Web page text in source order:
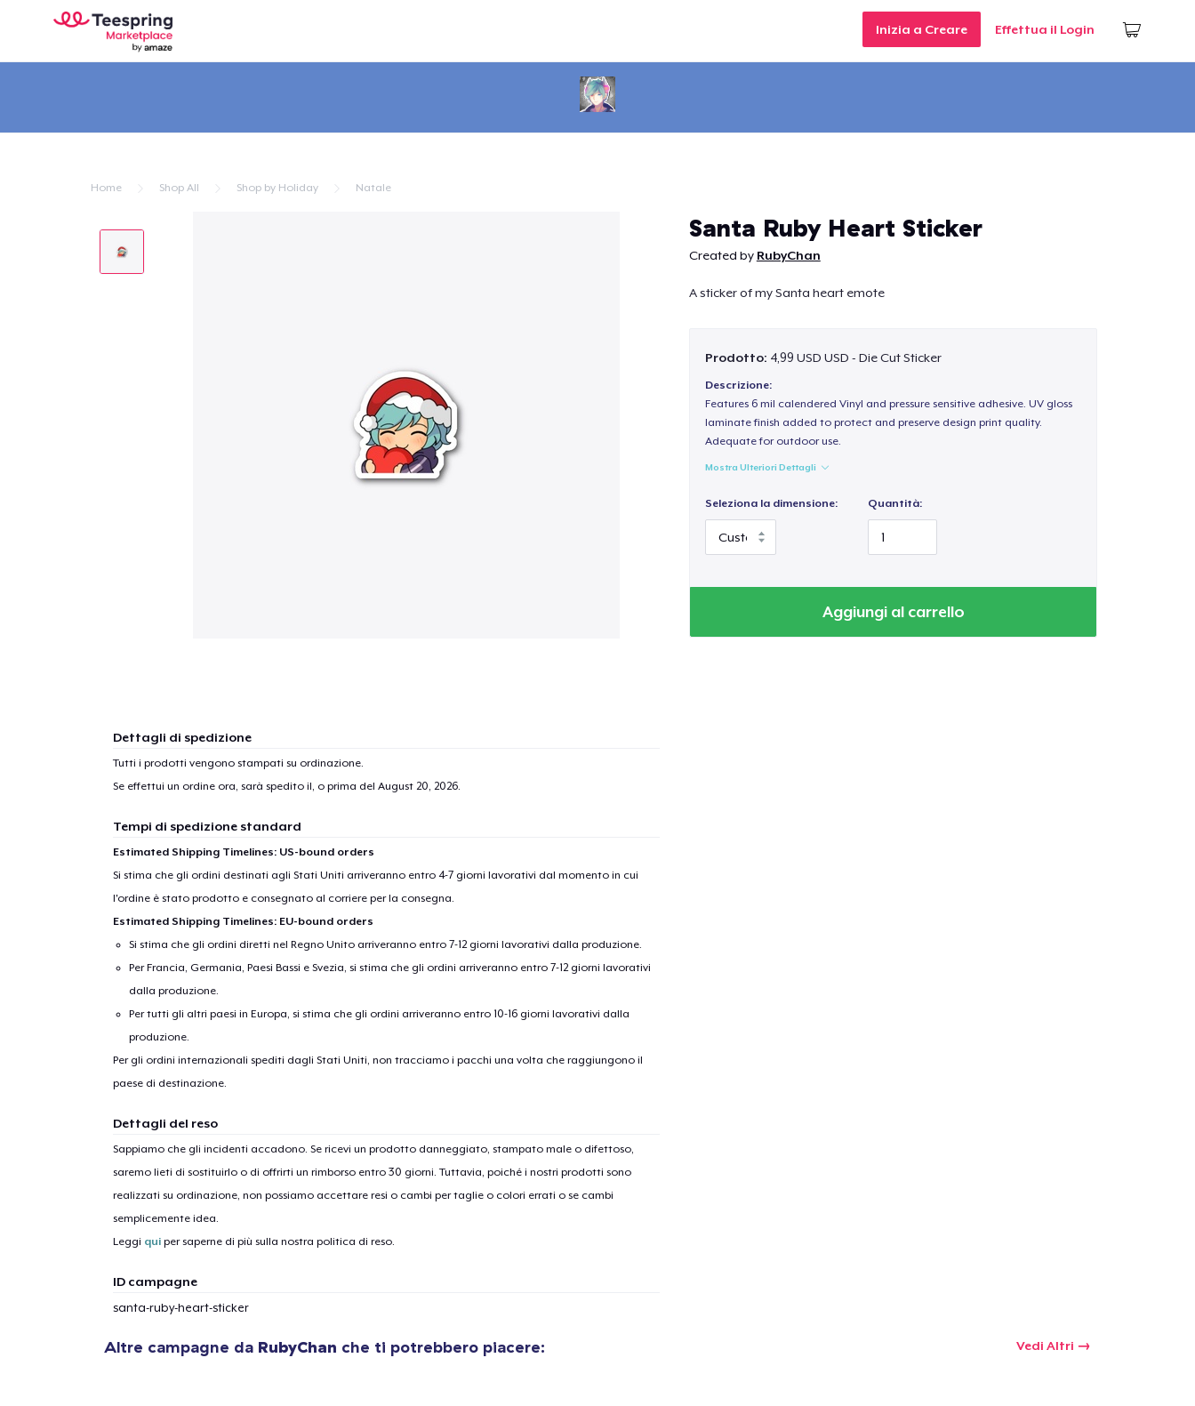
Inizia a Creare Effettua il Login
Home Shop All Shop by Holiday Natale
Santa Ruby Heart Sticker
Created by RubyChan
A sticker of my Santa heart emote
Prodotto: 4,99 USD USD - Die Cut Sticker
Descrizione:
Features 6 mil calendered Vinyl and pressure sensitive adhesive. UV gloss
laminate finish added to protect and preserve design print quality.
Adequate for outdoor use.
Mostra Ulteriori Dettagli
Seleziona la dimensione: Quantità:
Aggiungi al carrello
Dettagli di spedizione
Tutti i prodotti vengono stampati su ordinazione.
Se effettui un ordine ora, sarà spedito il, o prima del August 20, 2026.
Tempi di spedizione standard
Estimated Shipping Timelines: US-bound orders
Si stima che gli ordini destinati agli Stati Uniti arriveranno entro 4-7 giorni lavorativi dal momento in cui
l'ordine è stato prodotto e consegnato al corriere per la consegna.
Estimated Shipping Timelines: EU-bound orders
Si stima che gli ordini diretti nel Regno Unito arriveranno entro 7-12 giorni lavorativi dalla produzione.
Per Francia, Germania, Paesi Bassi e Svezia, si stima che gli ordini arriveranno entro 7-12 giorni lavorativi
dalla produzione.
Per tutti gli altri paesi in Europa, si stima che gli ordini arriveranno entro 10-16 giorni lavorativi dalla
produzione.
Per gli ordini internazionali spediti dagli Stati Uniti, non tracciamo i pacchi una volta che raggiungono il
paese di destinazione.
Dettagli del reso
Sappiamo che gli incidenti accadono. Se ricevi un prodotto danneggiato, stampato male o difettoso,
saremo lieti di sostituirlo o di offrirti un rimborso entro 30 giorni. Tuttavia, poiché i nostri prodotti sono
realizzati su ordinazione, non possiamo accettare resi o cambi per taglie o colori errati o se cambi
semplicemente idea.
Leggi quiper saperne di più sulla nostra politica di reso.
ID campagne
santa-ruby-heart-sticker
Altre campagne da RubyChan che ti potrebbero piacere: Vedi Altri
1articolo aggiunto al
Procedi alla Pagina di